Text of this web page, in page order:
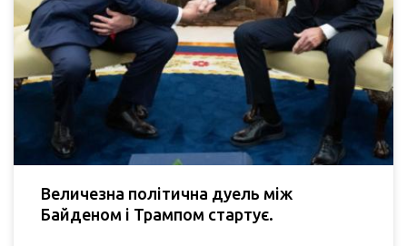
Величезна політична дуель між
Байденом і Трампом стартує.